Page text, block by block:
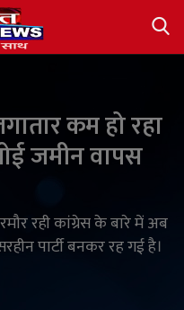
कम हो रहा
जमीन वापस
रही कांग्रेस के बारे में अब
पार्टी बनकर रह गई है।